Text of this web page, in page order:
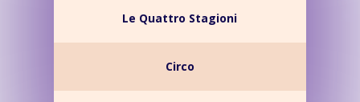
Le Quattro Stagioni
Circo